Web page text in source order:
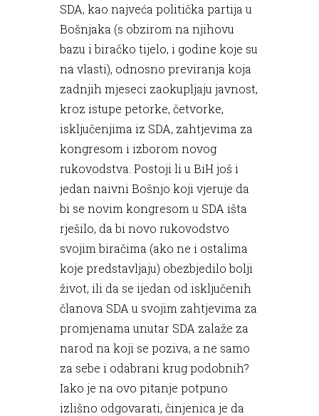
SDA, kao najveća politička partija u
Bošnjaka (s obzirom na njihovu
bazu i biračko tijelo, i godine koje su
na vlasti), odnosno previranja koja
zadnjih mjeseci zaokupljaju javnost,
kroz istupe petorke, četvorke,
isključenjima iz SDA, zahtjevima za
kongresom i izborom novog
rukovodstva. Postoji li u BiH još i
jedan naivni Bošnjo koji vjeruje da
bi se novim kongresom u SDA išta
rješilo, da bi novo rukovodstvo
svojim biračima (ako ne i ostalima
koje predstavljaju) obezbjedilo bolji
život, ili da se ijedan od isključenih
članova SDA u svojim zahtjevima za
promjenama unutar SDA zalaže za
narod na koji se poziva, a ne samo
za sebe i odabrani krug podobnih?
Iako je na ovo pitanje potpuno
izlišno odgovarati, činjenica je da